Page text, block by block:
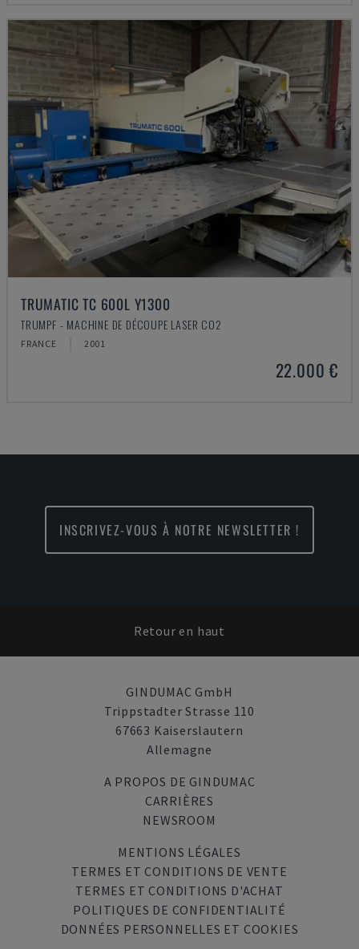
TRUMATIC TC 600L Y1300
TRUMPF - MACHINE DE DÉCOUPE LASER CO2
FRANCE 2001
22.000 €
INSCRIVEZ-VOUS À NOTRE NEWSLETTER !
Retour en haut
GINDUMAC GmbH
Trippstadter Strasse 110
67663 Kaiserslautern
Allemagne
A PROPOS DE GINDUMAC
CARRIÈRES
NEWSROOM
MENTIONS LÉGALES
TERMES ET CONDITIONS DE VENTE
TERMES ET CONDITIONS D'ACHAT
POLITIQUES DE CONFIDENTIALITÉ
DONNÉES PERSONNELLES ET COOKIES